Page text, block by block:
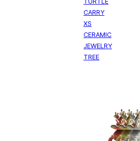
CARRY
XS
CERAMIC
JEWELRY
TREE